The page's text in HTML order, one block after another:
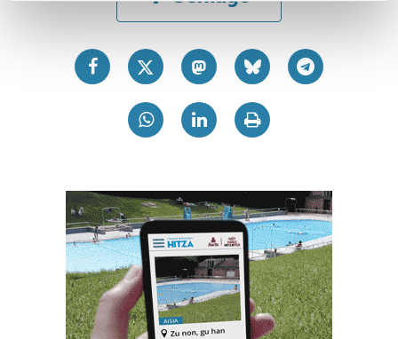
Find out more about how your personal data is processed
Guk eta gure bazkideek zure datu pertsonalak
teknologia erabiliz, cookieak adibidez, iragarki eta eduki
pertsonalizatuak eskaintzeko, iragarkiak eta edukia
erabiltzen dituen hauta dezakezu.
Bazkide batzuek ez dizute baimenik eskatzen, eta beren
interes komertzial legitimoetan babesten dira. Ikusi gure
bazkideen zerrenda, beren ustez zein helburutarako
duten interes legitimoa eta horren aurka nola egin
dezakezun ikusteko.